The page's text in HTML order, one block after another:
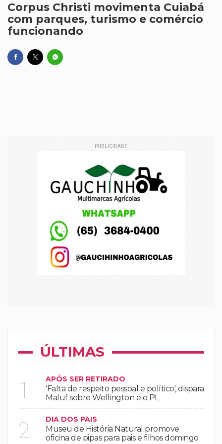
Corpus Christi movimenta Cuiabá
com parques, turismo e comércio
funcionando
PUBLICIDADE
ÚLTIMAS
1 APÓS SER RETIRADO
'Falta de respeito pessoal e político', dispara
Maluf sobre Wellington e o PL
2 DIA DOS PAIS
Museu de História Natural promove
oficina de pipas para pais e filhos domingo